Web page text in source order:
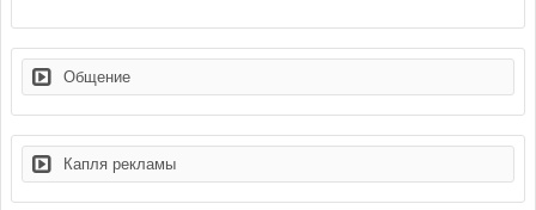
Общение
Капля рекламы